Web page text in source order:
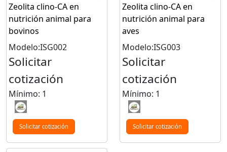
Zeolita clino-CA en
nutrición animal para
bovinos
Modelo:ISG002
Solicitar
cotización
Mínimo: 1
Solicitar cotización
Zeolita clino-CA en
nutrición animal para
aves
Modelo:ISG003
Solicitar
cotización
Mínimo: 1
Solicitar cotización